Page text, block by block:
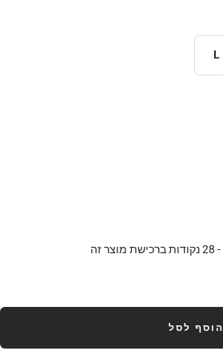
L
28נקודות ברכישת מוצר זה
הוסף לסל